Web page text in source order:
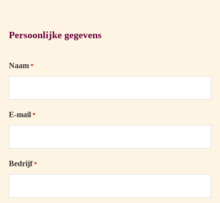
Persoonlijke gegevens
Naam *
E-mail *
Bedrijf *